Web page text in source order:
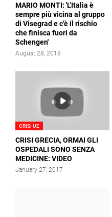
MARIO MONTI: 'L'Italia è
sempre più vicina al gruppo
di Visegrad e c'è il rischio
che finisca fuori da
Schengen'
August 28, 2018
CRISI UE
CRISI GRECIA, ORMAI GLI
OSPEDALI SONO SENZA
MEDICINE: VIDEO
January 27, 2017